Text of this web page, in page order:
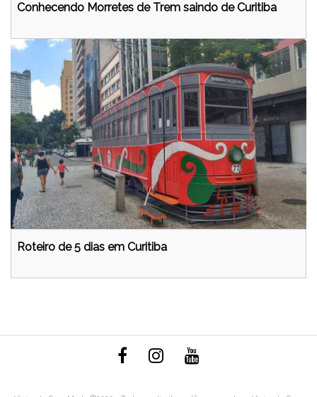
Conhecendo Morretes de Trem saindo de Curitiba
Roteiro de 5 dias em Curitiba